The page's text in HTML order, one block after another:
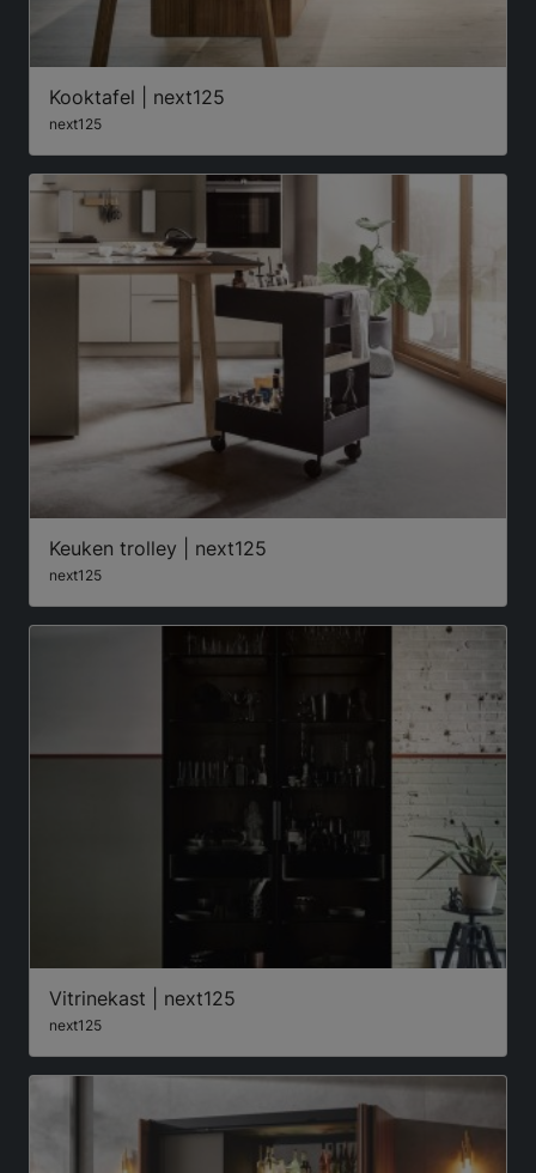
Kooktafel | next125
next125
Keuken trolley | next125
next125
Vitrinekast | next125
next125